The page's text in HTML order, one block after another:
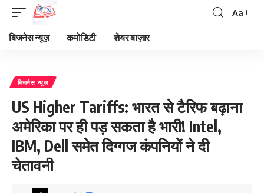
Font
Aa
बिजनेस न्यूज़ कमोडिटी शेयर बाज़ार
बिजनेस न्यूज़
US Higher Tariffs: भारत से टैरिफ बढ़ाना
अमेरिका पर ही पड़ सकता है भारी! Intel,
IBM, Dell समेत दिग्गज कंपनियों ने दी
चेतावनी